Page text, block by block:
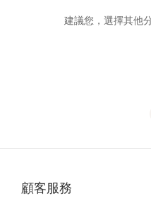
建議您，選擇其他
顧客服務